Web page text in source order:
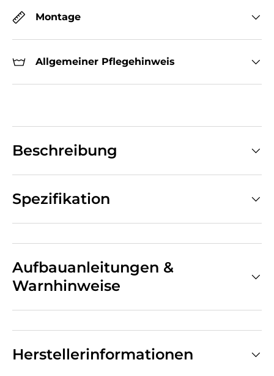
Montage
Allgemeiner Pflegehinweis
Beschreibung
Spezifikation
Aufbauanleitungen &
Warnhinweise
Herstellerinformationen